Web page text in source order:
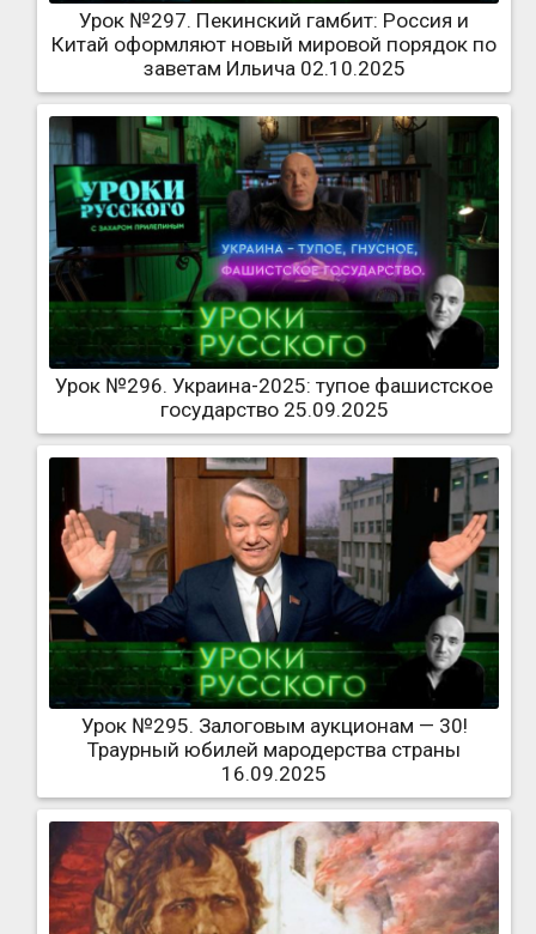
Урок №297. Пекинский гамбит: Россия и
Китай оформляют новый мировой порядок по
заветам Ильича 02.10.2025
Урок №296. Украина-2025: тупое фашистское
государство 25.09.2025
Урок №295. Залоговым аукционам — 30!
Траурный юбилей мародерства страны
16.09.2025